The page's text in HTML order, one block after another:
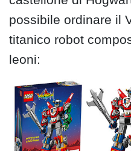
possibile ordinare il
titanico robot
leoni: